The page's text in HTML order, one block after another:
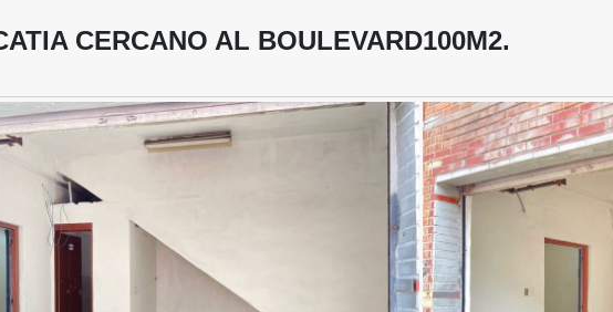
CERCANO AL BOULEVARD100M2.